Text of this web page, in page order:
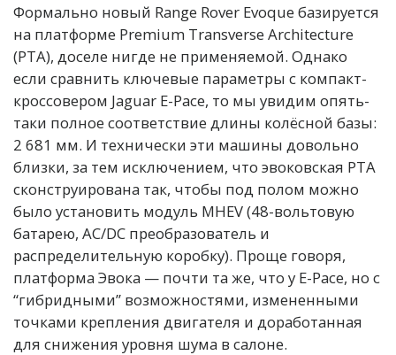
Формально новый Range Rover Evoque базируется
на платформе Premium Transverse Architecture
(PTA), доселе нигде не применяемой. Однако
если сравнить ключевые параметры с компакт-
кроссовером Jaguar E-Pace, то мы увидим опять-
таки полное соответствие длины колёсной базы:
2 681 мм. И технически эти машины довольно
близки, за тем исключением, что эвоковская РТА
сконструирована так, чтобы под полом можно
было установить модуль MHEV (48-вольтовую
батарею, AC/DC преобразователь и
распределительную коробку). Проще говоря,
платформа Эвока — почти та же, что у E-Pace, но с
“гибридными” возможностями, измененными
точками крепления двигателя и доработанная
для снижения уровня шума в салоне.